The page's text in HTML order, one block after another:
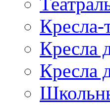
Кресла
Кресла